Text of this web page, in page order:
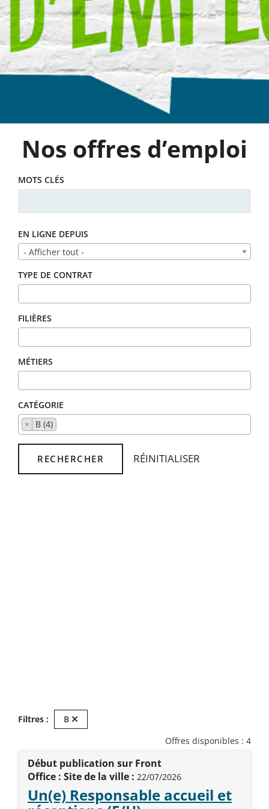
Nos offres d’emploi
MOTS CLÉS
EN LIGNE DEPUIS
- Afficher tout -
TYPE DE CONTRAT
FILIÈRES
MÉTIERS
CATÉGORIE
×
B (4)
RECHERCHER RÉINITIALISER
Filtres : B
Offres disponibles : 4
Début publication sur Front
Office : Site de la ville : 22/07/2026
Un(e) Responsable accueil et